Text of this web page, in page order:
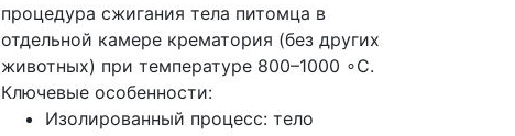
процедура сжигания тела питомца в
отдельной камере крематория (без других
животных) при температуре 800–1000 ∘C.
Ключевые особенности:
Изолированный процесс: тело